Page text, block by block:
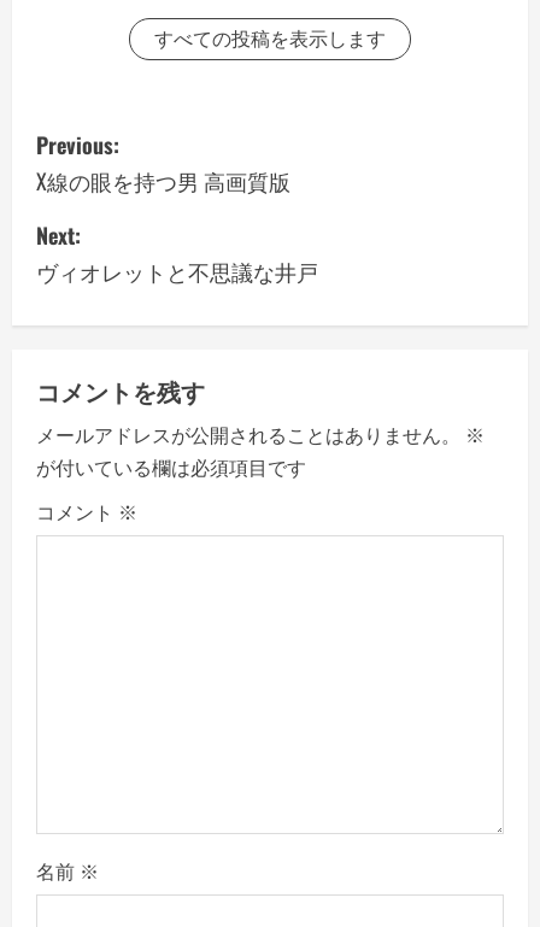
すべての投稿を表示します
P
o
s
t
n
a
v
i
g
Previous:
X線の眼を持つ男 高画質版
Next:
ヴィオレットと不思議な井戸
コメントを残す
メールアドレスが公開されることはありません。
※
が付いている欄は必須項目です
コメント ※
名前 ※